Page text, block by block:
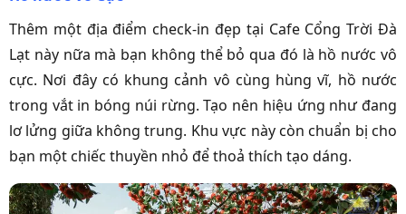
Thêm một địa điểm check-in đẹp tại Cafe Cổng Trời Đà
Lạt này nữa mà bạn không thể bỏ qua đó là hồ nước vô
cực. Nơi đây có khung cảnh vô cùng hùng vĩ, hồ nước
trong vắt in bóng núi rừng. Tạo nên hiệu ứng như đang
lơ lửng giữa không trung. Khu vực này còn chuẩn bị cho
bạn một chiếc thuyền nhỏ để thoả thích tạo dáng.